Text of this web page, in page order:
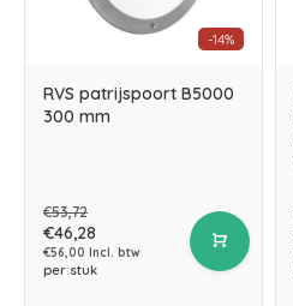
-14%
RVS patrijspoort B5000
300 mm
€53,72
€46,28
€56,00 Incl. btw
per stuk